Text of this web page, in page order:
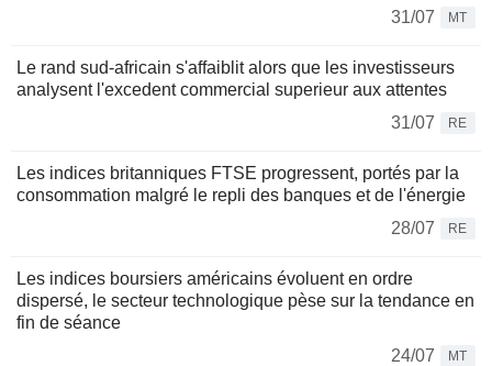
31/07
MT
Le rand sud-africain s'affaiblit alors que les investisseurs
analysent l'excedent commercial superieur aux attentes
31/07
RE
Les indices britanniques FTSE progressent, portés par la
consommation malgré le repli des banques et de l'énergie
28/07
RE
Les indices boursiers américains évoluent en ordre
dispersé, le secteur technologique pèse sur la tendance en
fin de séance
24/07
MT